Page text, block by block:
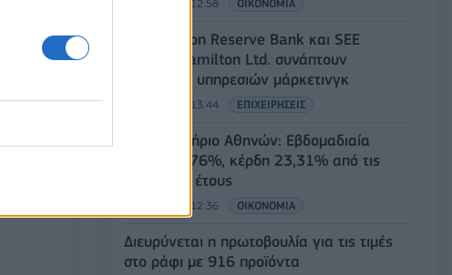
08/08/2026 - 12:58 ΟΙΚΟΝΟΜΙΑ
Οι Hamilton Reserve Bank και SEE
Capital Hamilton Ltd. συνάπτουν
συμφωνία υπηρεσιών μάρκετινγκ
08/08/2026 - 13:44 ΕΠΙΧΕΙΡΗΣΕΙΣ
Χρηματιστήριο Αθηνών: Εβδομαδιαία
άνοδος 1,76%, κέρδη 23,31% από τις
αρχές του έτους
08/08/2026 - 12:36 ΟΙΚΟΝΟΜΙΑ
Διευρύνεται η πρωτοβουλία για τις τιμές
στο ράφι με 916 προϊόντα